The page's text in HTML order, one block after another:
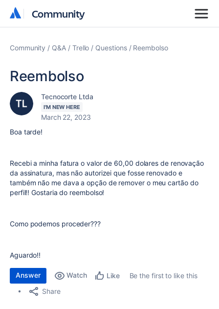
Community
Community
Community Q&A Trello Questions Reembolso
Reembolso
Tecnocorte Ltda
I'M NEW HERE
March 22, 2023
Boa tarde!
Recebi a minha fatura o valor de 60,00 dolares de renovação
da assinatura, mas não autorizei que fosse renovado e
também não me dava a opção de remover o meu cartão do
perfil!! Gostaria do reembolso!
Como podemos proceder???
Aguardo!!
Answer Watch Like
Be the first to like this
Share